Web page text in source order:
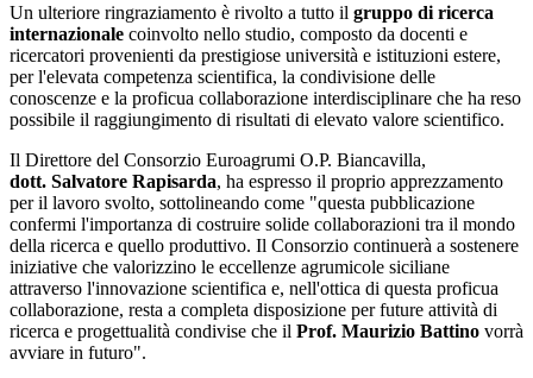
Un ulteriore ringraziamento è rivolto a tutto il gruppo di ricerca
internazionale coinvolto nello studio, composto da docenti e
ricercatori provenienti da prestigiose università e istituzioni estere,
per l'elevata competenza scientifica, la condivisione delle
conoscenze e la proficua collaborazione interdisciplinare che ha reso
possibile il raggiungimento di risultati di elevato valore scientifico.
Il Direttore del Consorzio Euroagrumi O.P. Biancavilla,
dott. Salvatore Rapisarda, ha espresso il proprio apprezzamento
per il lavoro svolto, sottolineando come "questa pubblicazione
confermi l'importanza di costruire solide collaborazioni tra il mondo
della ricerca e quello produttivo. Il Consorzio continuerà a sostenere
iniziative che valorizzino le eccellenze agrumicole siciliane
attraverso l'innovazione scientifica e, nell'ottica di questa proficua
collaborazione, resta a completa disposizione per future attività di
ricerca e progettualità condivise che il Prof. Maurizio Battino vorrà
avviare in futuro".